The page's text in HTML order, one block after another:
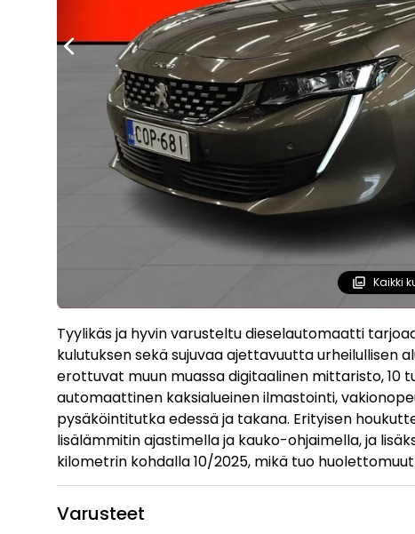
Kaikki
Tyylikäs ja hyvin varusteltu dieselautomaatti
kulutuksen sekä sujuvaa ajettavuutta urheilullisen
erottuvat muun muassa digitaalinen mittaristo, 10
automaattinen kaksialueinen ilmastointi,
pysäköintitutka edessä ja takana. Erityisen
lisälämmitin ajastimella ja kauko-ohjaimella, ja
kilometrin kohdalla 10/2025, mikä tuo
Varusteet